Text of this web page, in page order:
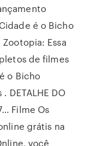
é o Bicho
Essa
de filmes
o Bicho
DETALHE DO
Filme Os
grátis na
você